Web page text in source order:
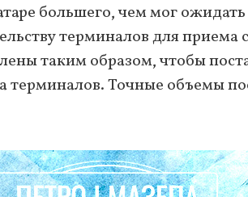
большего, чем мог
терминалов для приема
таким образом, чтобы
терминалов. Точные объемы